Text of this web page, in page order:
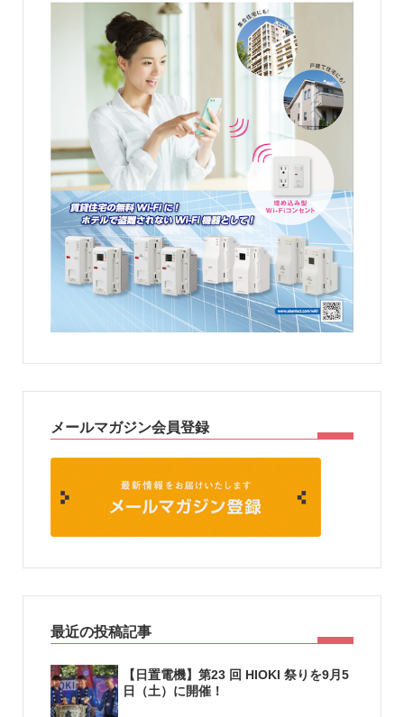
メールマガジン会員登録
最近の投稿記事
【日置電機】第23 回 HIOKI 祭りを9月5
日（土）に開催！